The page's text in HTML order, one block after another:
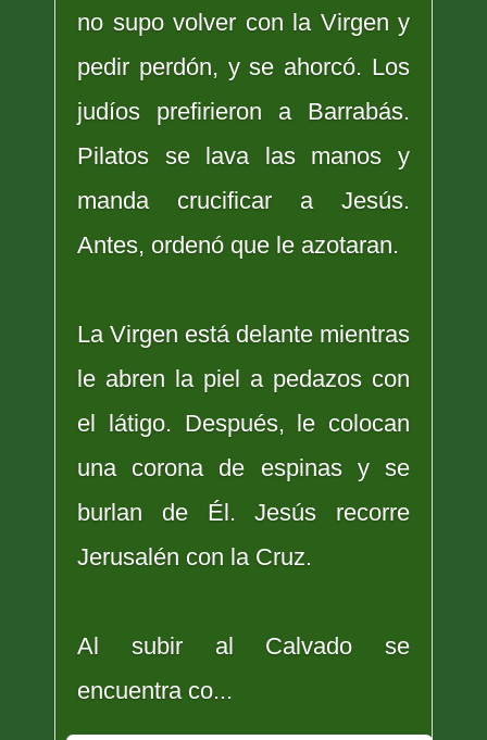
no supo volver con la Virgen y
pedir perdón, y se ahorcó. Los
judíos prefirieron a Barrabás.
Pilatos se lava las manos y
manda crucificar a Jesús.
Antes, ordenó que le azotaran.
La Virgen está delante mientras
le abren la piel a pedazos con
el látigo. Después, le colocan
una corona de espinas y se
burlan de Él. Jesús recorre
Jerusalén con la Cruz.
Al subir al Calvado se
encuentra co...